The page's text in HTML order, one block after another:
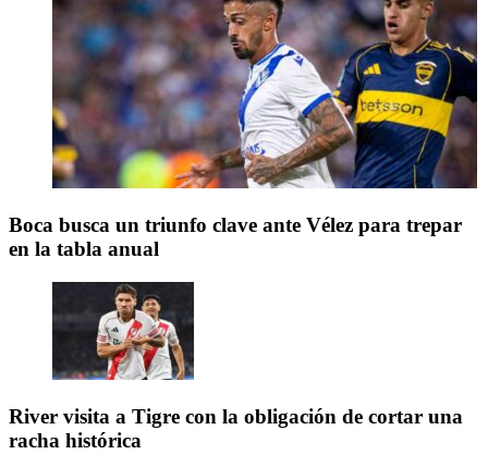
Boca busca un triunfo clave ante Vélez para trepar
en la tabla anual
River visita a Tigre con la obligación de cortar una
racha histórica